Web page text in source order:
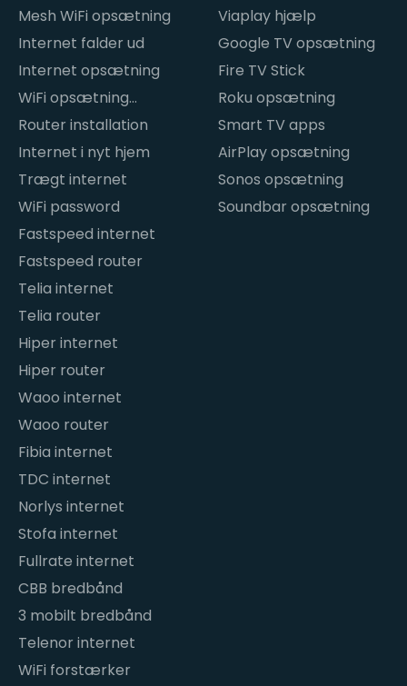
Mesh WiFi opsætning
Internet falder ud
Internet opsætning
WiFi opsætning
hjemme
Router installation
Internet i nyt hjem
Trægt internet
WiFi password
Fastspeed internet
Fastspeed router
Telia internet
Telia router
Hiper internet
Hiper router
Waoo internet
Waoo router
Fibia internet
TDC internet
Norlys internet
Stofa internet
Fullrate internet
CBB bredbånd
3 mobilt bredbånd
Telenor internet
WiFi forstærker
Viaplay hjælp
Google TV opsætning
Fire TV Stick
Roku opsætning
Smart TV apps
AirPlay opsætning
Sonos opsætning
Soundbar opsætning